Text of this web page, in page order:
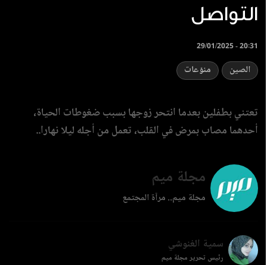
التواصل
29/01/2025 - 20:31
الصين منوّعات
تعتني بطفلين بعدما انتحر زوجها بسبب ضغوطات الحياة،
أحدهما مصاب بمرض في القلب، تعمل من أجله ليلا نهارا..
مجلة ميم
مجلة ميم.. مرآة المجتمع
سمية الغنوشي
رئيس تحرير مجلة ميم